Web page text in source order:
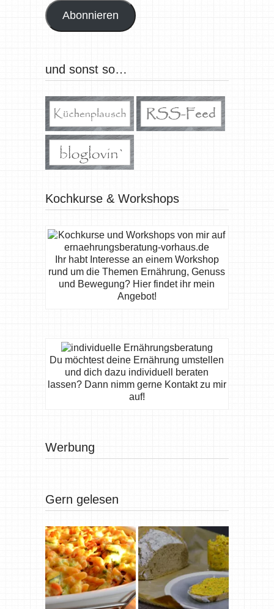
Abonnieren
und sonst so…
Kochkurse & Workshops
Ihr habt Interesse an einem Workshop
rund um die Themen Ernährung, Genuss
und Bewegung? Hier findet ihr mein
Angebot!
Du möchtest deine Ernährung umstellen
und dich dazu individuell beraten
lassen? Dann nimm gerne Kontakt zu mir
auf!
Werbung
Gern gelesen